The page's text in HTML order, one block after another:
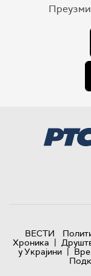
ВЕСТИ
Хроника |
у Украјини |